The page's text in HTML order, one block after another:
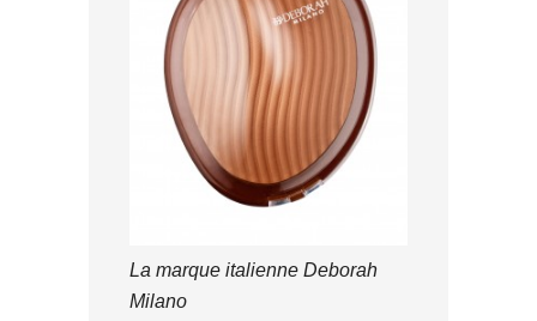
La marque italienne Deborah
Milano